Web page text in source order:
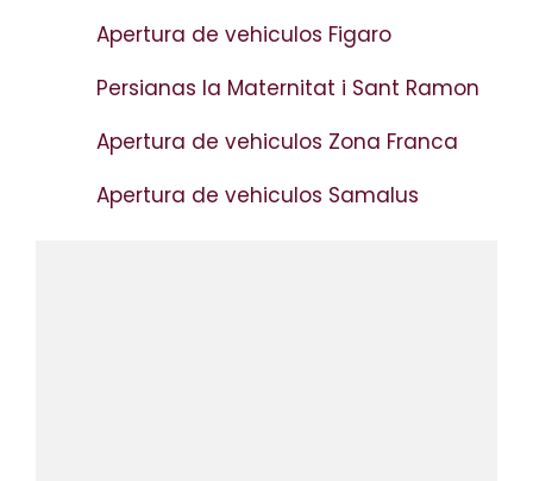
Apertura de vehiculos Figaro
Persianas la Maternitat i Sant Ramon
Apertura de vehiculos Zona Franca
Apertura de vehiculos Samalus